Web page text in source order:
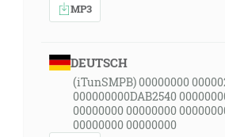
MP3
DEUTSCH
(iTunSMPB) 00000000
000000000DAB2540
00000000 00000000
00000000 00000000